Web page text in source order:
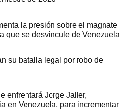
la presión sobre el magnate
que se desvincule de Venezuela
su batalla legal por robo de
enfrentará Jorge Jaller,
en Venezuela, para incrementar